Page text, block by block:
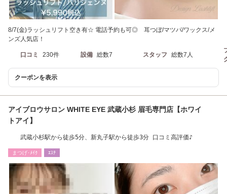
8/7(金)ラッシュリフト空き有☆ 電話予約も可◎ 耳つぼ/マツパ/ワックス/メ
ンズ人気店！
口コミ 230件 設備 総数7 スタッフ 総数7人
クーポンを表示
アイブロウサロン WHITE EYE 武蔵小杉 眉毛専門店【ホワイ
トアイ】
武蔵小杉駅から徒歩5分、新丸子駅から徒歩3分 口コミ高評価♪
まつげ･ﾒｲｸ ｴｽﾃ